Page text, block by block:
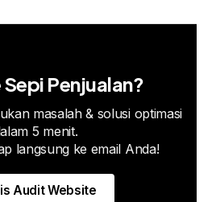
Penjualan?
masalah & solusi optimasi
5 menit.
langsung ke email Anda!
Audit Website